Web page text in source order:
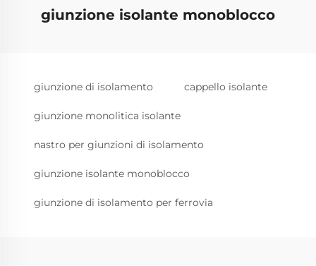
giunzione isolante monoblocco
giunzione di isolamento cappello isolante
giunzione monolitica isolante
nastro per giunzioni di isolamento
giunzione isolante monoblocco
giunzione di isolamento per ferrovia